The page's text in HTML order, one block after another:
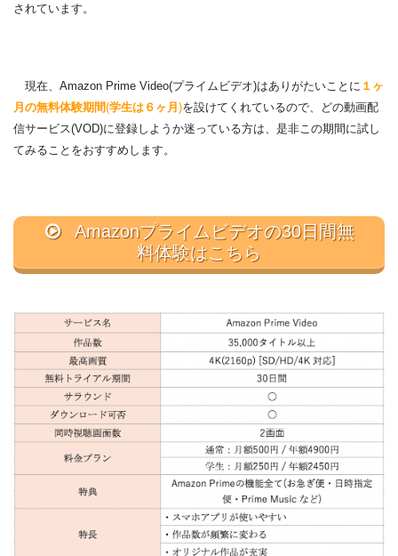
されています。
現在、Amazon Prime Video(プライムビデオ)はありがたいことに １ヶ
月の無料体験期間(学生は６ヶ月 )を設けてくれているので、どの動画配
信サービス(VOD)に登録しようか迷っている方は、是非この期間に試し
てみることをおすすめします。
Amazonプライムビデオの30日間無
料体験はこちら